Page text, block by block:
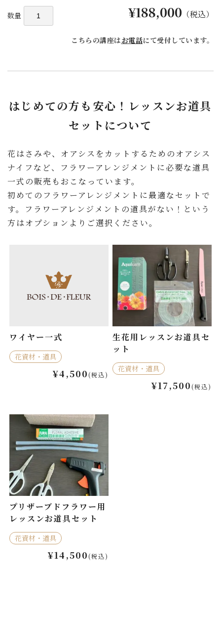
¥188,000 （税込）
数量
こちらの講座はお電話にて受付しています。
はじめての方も安心！レッスンお道具
セットについて
花はさみや、オアシスをカットするためのオアシス
ナイフなど、フラワーアレンジメントに必要な道具
一式の販売もおこなっています。
初めてのフラワーアレンジメントに最適なセットで
す。フラワーアレンジメントの道具がない！という
方はオプションよりご選択ください。
ワイヤー一式
花資材・道具
¥4,500 (税込)
生花用レッスンお道具セ
ット
花資材・道具
¥17,500 (税込)
プリザーブドフラワー用
レッスンお道具セット
花資材・道具
¥14,500 (税込)